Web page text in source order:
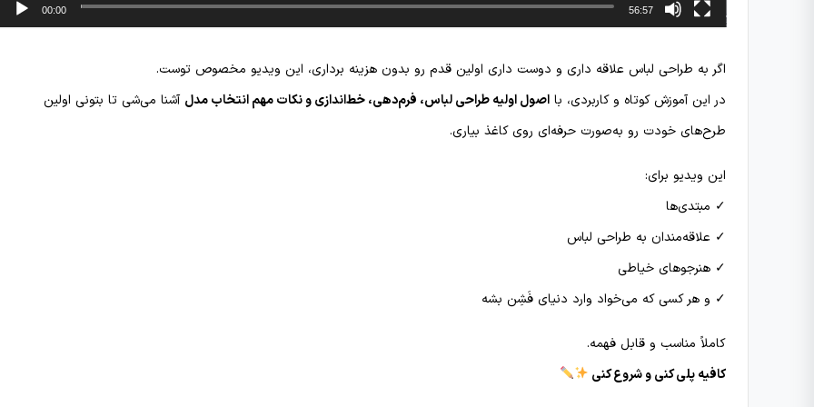
00:00 56:57
اگر به طراحی لباس علاقه داری و دوست داری اولین قدم رو بدون هزینه برداری، این ویدیو مخصوص توست.
در این آموزش کوتاه و کاربردی، با اصول اولیه طراحی لباس، فرم‌دهی، خط‌اندازی و نکات مهم انتخاب مدل آشنا می‌شی تا بتونی اولین
طرح‌های خودت رو به‌صورت حرفه‌ای روی کاغذ بیاری.
این ویدیو برای:
✓ مبتدی‌ها
✓ علاقه‌مندان به طراحی لباس
✓ هنرجوهای خیاطی
✓ و هر کسی که می‌خواد وارد دنیای فَشِن بشه
کاملاً مناسب و قابل فهمه.
کافیه پلی کنی و شروع کنی